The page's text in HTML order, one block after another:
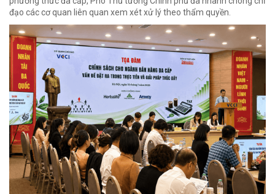
đạo các cơ quan liên quan xem xét xử lý theo thẩm quyền.